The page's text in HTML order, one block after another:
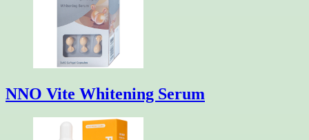
NNO Vite Whitening Serum